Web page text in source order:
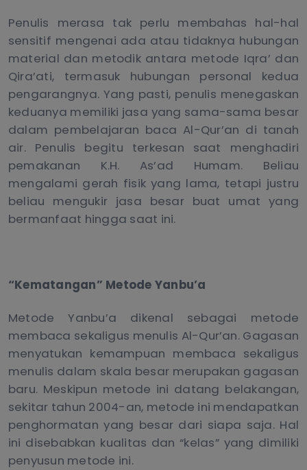
Penulis merasa tak perlu membahas hal-hal
sensitif mengenai ada atau tidaknya hubungan
material dan metodik antara metode Iqra’ dan
Qira’ati, termasuk hubungan personal kedua
pengarangnya. Yang pasti, penulis menegaskan
keduanya memiliki jasa yang sama-sama besar
dalam pembelajaran baca Al-Qur’an di tanah
air. Penulis begitu terkesan saat menghadiri
pemakanan K.H. As’ad Humam. Beliau
mengalami gerah fisik yang lama, tetapi justru
beliau mengukir jasa besar buat umat yang
bermanfaat hingga saat ini.
“Kematangan” Metode Yanbu’a
Metode Yanbu’a dikenal sebagai metode
membaca sekaligus menulis Al-Qur’an. Gagasan
menyatukan kemampuan membaca sekaligus
menulis dalam skala besar merupakan gagasan
baru. Meskipun metode ini datang belakangan,
sekitar tahun 2004-an, metode ini mendapatkan
penghormatan yang besar dari siapa saja. Hal
ini disebabkan kualitas dan “kelas” yang dimiliki
penyusun metode ini.